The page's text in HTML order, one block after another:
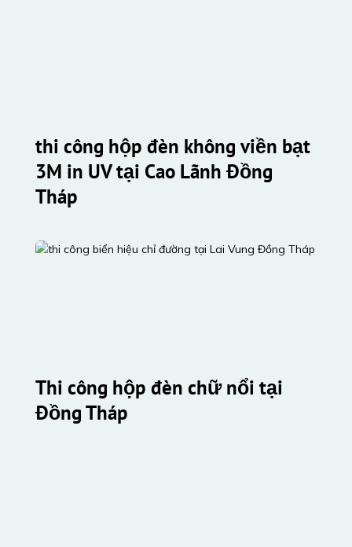
thi công hộp đèn không viền bạt
3M in UV tại Cao Lãnh Đồng
Tháp
Thi công hộp đèn chữ nổi tại
Đồng Tháp